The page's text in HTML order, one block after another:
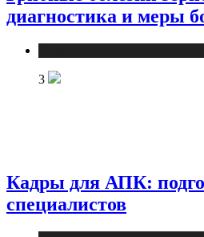
диагностика и меры
3
Кадры для АПК:
специалистов